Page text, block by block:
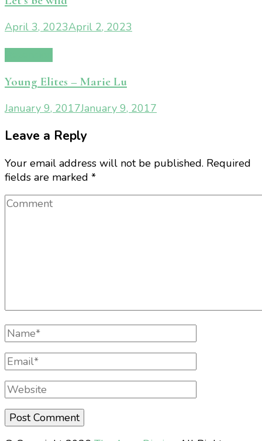
April 3, 2023April 2, 2023
Young Elites – Marie Lu
January 9, 2017January 9, 2017
Leave a Reply
Your email address will not be published. Required
fields are marked *
Comment
Full
Name
Email
Website